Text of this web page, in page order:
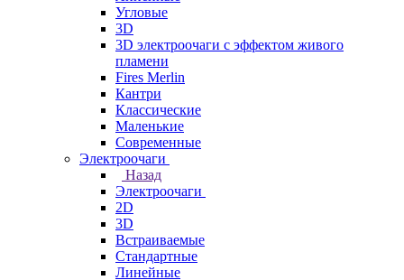
Угловые
3D
3D электроочаги с эффектом живого
пламени
Fires Merlin
Кантри
Классические
Маленькие
Современные
Электроочаги
Назад
Электроочаги
2D
3D
Встраиваемые
Стандартные
Линейные